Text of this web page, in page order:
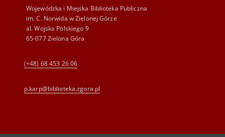
Wojewódzka i Miejska Biblioteka Publiczna
im. C. Norwida w Zielonej Górze
al. Wojska Polskiego 9
65-077 Zielona Góra
(+48) 68 453 26 06
p.karp@biblioteka.zgora.pl